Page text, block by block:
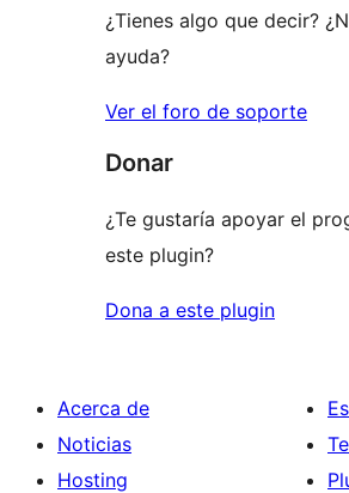
¿Tienes algo que decir?
ayuda?
Ver el foro de soporte
Donar
¿Te gustaría apoyar el
este plugin?
Dona a este plugin
Acerca de
Noticias
Hosting